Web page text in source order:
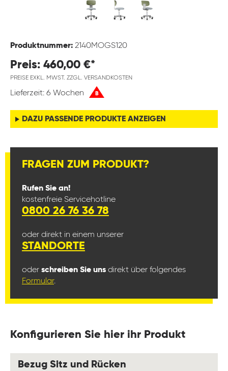
Produktnummer: 2140MOGS120
Preis: 460,00 €*
PREISE EXKL. MWST. ZZGL. VERSANDKOSTEN
Lieferzeit: 6 Wochen B
DAZU PASSENDE PRODUKTE ANZEIGEN
FRAGEN ZUM PRODUKT?
Rufen Sie an!
kostenfreie Servicehotline
0800 26 76 36 78
oder direkt in einem unserer
STANDORTE
oder schreiben Sie uns direkt über folgendes
Formular.
Konfigurieren Sie hier ihr Produkt
Bezug Sitz und Rücken